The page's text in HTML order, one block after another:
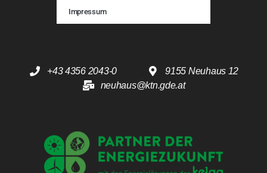
Impressum
+43 4356 2043-0
9155 Neuhaus 12
neuhaus@ktn.gde.at